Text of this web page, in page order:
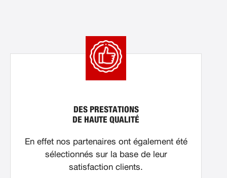
DES PRESTATIONS
DE HAUTE QUALITÉ
En effet nos partenaires ont également été
sélectionnés sur la base de leur
satisfaction clients.